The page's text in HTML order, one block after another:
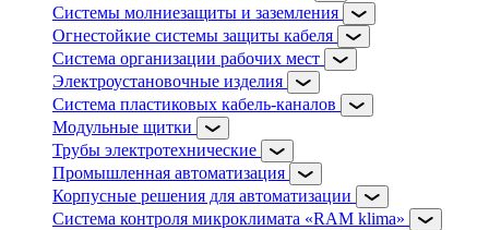
Системы молниезащиты и заземления
Огнестойкие системы защиты кабеля
Система организации рабочих мест
Электроустановочные изделия
Система пластиковых кабель-каналов
Модульные щитки
Трубы электротехнические
Промышленная автоматизация
Корпусные решения для автоматизации
Система контроля микроклимата «RAM klima»